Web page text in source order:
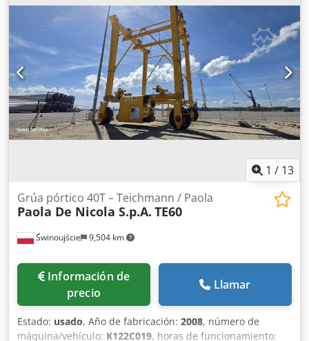
Última aplicación: Industria farmacéutica Volumen: 40 L
Tipo: Vertical sobre carro con ruedas Altura de las ruedas:
80 mm Material (en contacto con el producto): 1.4301 / AISI
304 Ejecución: De pared simple Tapa domo: 80x97 mm
Presión de trabajo según placa de características: 5 bar
Credeza Eicjpfx Ahkef Dimensiones del depósito: Diámetro
exterior: 300 mm Altura cilíndrica: 500 mm Altura total: 930
mm Anchura total: 450 mm Longitud total: 470 mm
Materiales: Interior: 1.4301 / AISI 304 Exterior: 1.4301 / AISI
304 Equipamiento: Placa de características: Sí
1 / 13
Świnoujście 9,504 km
Grúa pórtico 40T – Teichmann / Paola
Paola De Nicola S.p.A. TE60
Información de
precio
Llamar
Estado: usado, Año de fabricación: 2008, número de
máquina/vehículo: K122C019, horas de funcionamiento: